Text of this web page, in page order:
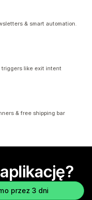
& smart automation.
triggers like exit intent
& free shipping bar
przez 3 dni